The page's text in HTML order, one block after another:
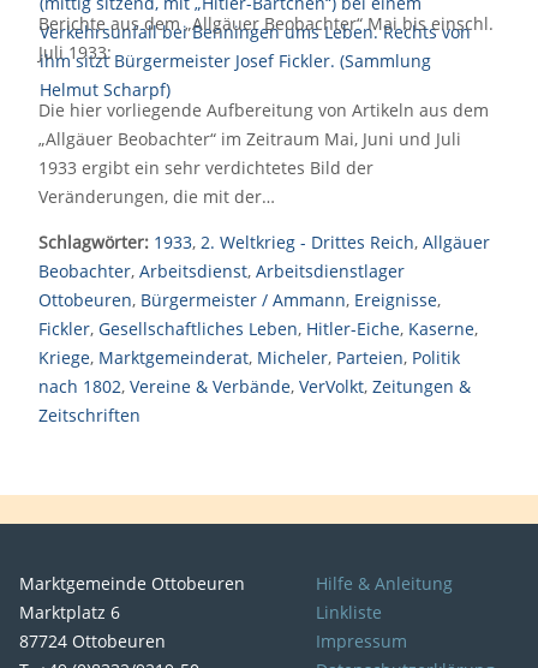
Berichte aus dem „Allgäuer Beobachter“ Mai bis einschl.
Juli 1933:
Die hier vorliegende Aufbereitung von Artikeln aus dem
„Allgäuer Beobachter“ im Zeitraum Mai, Juni und Juli
1933 ergibt ein sehr verdichtetes Bild der
Veränderungen, die mit der…
Schlagwörter: 1933, 2. Weltkrieg - Drittes Reich, Allgäuer
Beobachter, Arbeitsdienst, Arbeitsdienstlager
Ottobeuren, Bürgermeister / Ammann, Ereignisse,
Fickler, Gesellschaftliches Leben, Hitler-Eiche, Kaserne,
Kriege, Marktgemeinderat, Micheler, Parteien, Politik
nach 1802, Vereine & Verbände, VerVolkt, Zeitungen &
Zeitschriften
Marktgemeinde Ottobeuren
Marktplatz 6
87724 Ottobeuren
Hilfe & Anleitung
Linkliste
Impressum